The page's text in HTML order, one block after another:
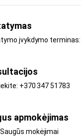
įvykdymo terminas:
+370 347 51783
apmokėjimas
mokėjimai